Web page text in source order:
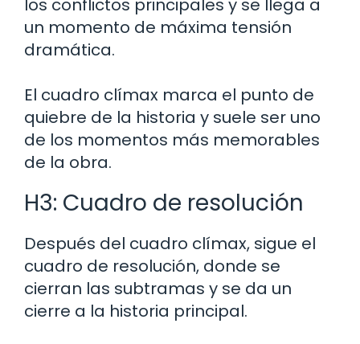
los conflictos principales y se llega a
un momento de máxima tensión
dramática.
El cuadro clímax marca el punto de
quiebre de la historia y suele ser uno
de los momentos más memorables
de la obra.
H3: Cuadro de resolución
Después del cuadro clímax, sigue el
cuadro de resolución, donde se
cierran las subtramas y se da un
cierre a la historia principal.